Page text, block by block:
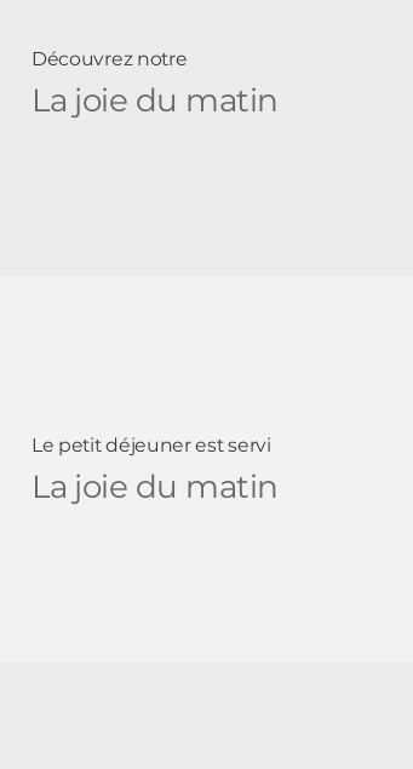
Découvrez notre
La joie du matin
Le petit déjeuner est servi
La joie du matin